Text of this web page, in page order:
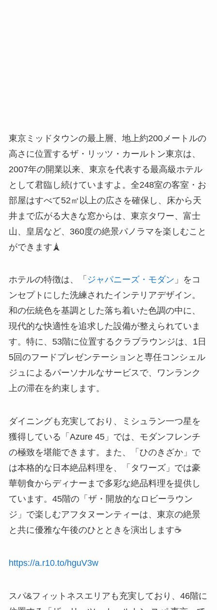
東京ミッドタウンの最上層、地上約200メートルの
高さに位置するザ・リッツ・カールトン東京は、
2007年の開業以来、東京を代表する最高級ホテル
として君臨し続けていますよ。全248室の客室・お
部屋はすべて52㎡以上の広さを確保し、床から天
井まで広がる大きな窓からは、東京タワー、富士
山、皇居など、360度の絶景パノラマを楽しむこと
ができます🗼
ホテルの特徴は、「 ジャパニーズ・モダン 」をコ
ンセプトにした洗練されたインテリアデザイン。
和の伝統色を基調とした落ち着いた色調の中に、
現代的な快適性を追求した設備が整えられていま
す。特に、53階に位置するクラブラウンジは、1日
5回のフードプレゼンテーションと専任コンシェル
ジュによるパーソナルなサービスで、ワンランク
上の滞在を約束します。
ダイニングも充実しており、ミシュラン一つ星を
獲得している「Azure 45」では、モダンフレンチ
の極致を堪能できます。また、「ひのきざか」で
は本格的な日本絶品料理を、「タワーズ」では豪
華朝食からディナーまで多彩な絶品料理を提供し
ています。45階の「ザ・開放的なロビーラウン
ジ」で楽しむアフタヌーンティーは、東京の絶景
と共に優雅な午後のひとときを演出します☕
https://a.r10.to/hguV3w
スパ&フィットネスエリアも充実しており、46階に